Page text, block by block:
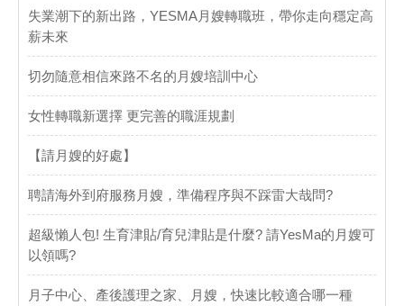
失業潮下的新出路，YESMA月嫂轉職班，帶你走向穩定高
薪未來
切勿隨意相信來路不名的月嫂培訓中心
女性轉職新選擇 更完善的職涯規劃
【請月嫂的好處】
聘請海外到府服務月嫂，準備程序與不踩雷大哉問?
超級懶人包! 生育津貼/育兒津貼是什麼? 請YesMa的月嫂可
以領嗎?
月子中心、產後護理之家、月嫂，快速比較適合哪一種